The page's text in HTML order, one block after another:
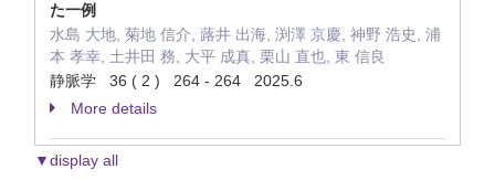
た一例
水島 大地, 菊地 信介, 蕗井 出海, 渕澤 京慶, 神野 浩史, 浦
本 孝幸, 土井田 務, 大平 成真, 栗山 直也, 東 信良
静脈学 36 ( 2 ) 264 - 264 2025.6
More details
▼display all